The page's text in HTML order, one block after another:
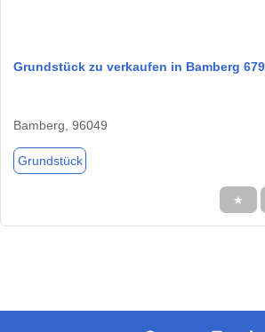
Grundstück zu verkaufen in Bamberg
Bamberg, 96049
Grundstück
★